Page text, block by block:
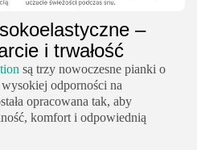
–
i trwałość
są trzy nowoczesne pianki o
odporności na
opracowana tak, aby
komfort i odpowiednią